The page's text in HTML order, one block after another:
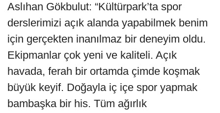
Aslıhan Gökbulut: “Kültürpark’ta spor
derslerimizi açık alanda yapabilmek benim
için gerçekten inanılmaz bir deneyim oldu.
Ekipmanlar çok yeni ve kaliteli. Açık
havada, ferah bir ortamda çimde koşmak
büyük keyif. Doğayla iç içe spor yapmak
bambaşka bir his. Tüm ağırlık